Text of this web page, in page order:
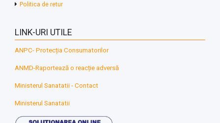
Politica de retur
LINK-URI UTILE
ANPC- Protecția Consumatorilor
ANMD-Raportează o reacție adversă
Ministerul Sanatatii - Contact
Ministerul Sanatatii